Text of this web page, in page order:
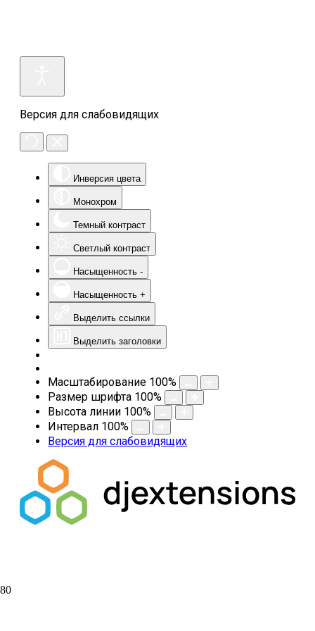
Версия для слабовидящих
Инверсия цвета
Монохром
Темный контраст
Светлый контраст
Насыщенность -
Насыщенность +
Выделить ссылки
Выделить заголовки
Масштабирование 100%
Размер шрифта 100%
Высота линии 100%
Интервал 100%
Версия для слабовидящих